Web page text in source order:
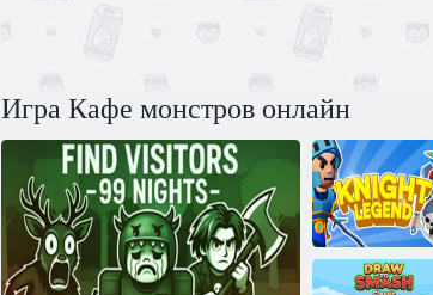
Игра Кафе монстров онлайн